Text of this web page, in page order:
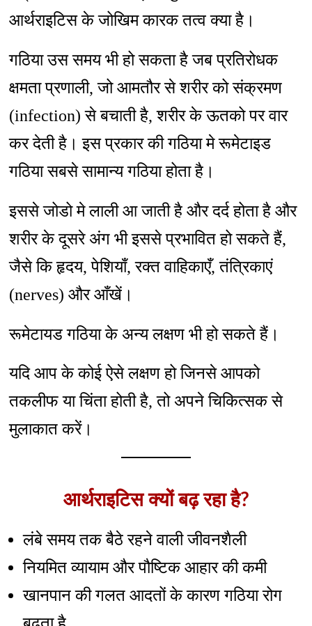
आर्थराइटिस के जोखिम कारक तत्व क्या है।
गठिया उस समय भी हो सकता है जब प्रतिरोधक
क्षमता प्रणाली, जो आमतौर से शरीर को संक्रमण
(infection) से बचाती है, शरीर के ऊतको पर वार
कर देती है। इस प्रकार की गठिया मे रूमेटाइड
गठिया सबसे सामान्य गठिया होता है।
इससे जोडो मे लाली आ जाती है और दर्द होता है और
शरीर के दूसरे अंग भी इससे प्रभावित हो सकते हैं,
जैसे कि हृदय, पेशियाँ, रक्त वाहिकाएँ, तंत्रिकाएं
(nerves) और आँखें।
रूमेटायड गठिया के अन्य लक्षण भी हो सकते हैं।
यदि आप के कोई ऐसे लक्षण हो जिनसे आपको
तकलीफ या चिंता होती है, तो अपने चिकित्सक से
मुलाकात करें।
आर्थराइटिस क्यों बढ़ रहा है?
लंबे समय तक बैठे रहने वाली जीवनशैली
नियमित व्यायाम और पौष्टिक आहार की कमी
खानपान की गलत आदतों के कारण गठिया रोग